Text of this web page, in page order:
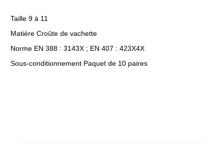
Taille 9 à 11
Matière Croûte de vachette
Norme EN 388 : 3143X ; EN 407 : 423X4X
Sous-conditionnement Paquet de 10 paires